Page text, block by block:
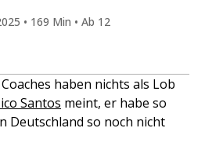
• 169 Min • Ab 12
haben nichts als Lob
Santos meint, er habe so
Deutschland so noch nicht